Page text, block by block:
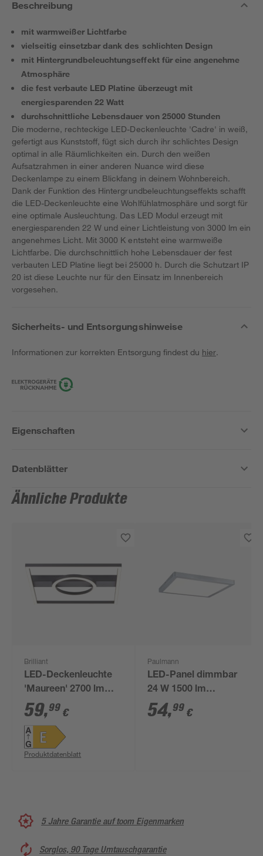
Beschreibung
mit warmweißer Lichtfarbe
vielseitig einsetzbar dank des schlichten Design
mit Hintergrundbeleuchtungseffekt für eine angenehme
Atmosphäre
die fest verbaute LED Platine überzeugt mit
energiesparenden 22 Watt
durchschnittliche Lebensdauer von 25000 Stunden
Die moderne, rechteckige LED-Deckenleuchte 'Cadre' in weiß,
gefertigt aus Kunststoff, fügt sich durch ihr schlichtes Design
optimal in alle Räumlichkeiten ein. Durch den weißen
Aufsatzrahmen in einer anderen Nuance wird diese
Deckenlampe zu einem Blickfang in deinem Wohnbereich.
Dank der Funktion des Hintergrundbeleuchtungseffekts schafft
die LED-Deckenleuchte eine Wohlfühlatmosphäre und sorgt für
eine optimale Ausleuchtung. Das LED Modul erzeugt mit
energiesparenden 22 W und einer Lichtleistung von 3000 lm ein
angenehmes Licht. Mit 3000 K entsteht eine warmweiße
Lichtfarbe. Die durchschnittlich hohe Lebensdauer der fest
verbauten LED Platine liegt bei 25000 h. Durch die Schutzart IP
20 ist diese Leuchte nur für den Einsatz im Innenbereich
vorgesehen.
Sicherheits- und Entsorgungshinweise
Informationen zur korrekten Entsorgung findest du hier.
Eigenschaften
Datenblätter
Ähnliche Produkte
Brilliant
LED-Deckenleuchte
'Maureen' 2700 lm
warmweiß 40 x 40 cm
59,99 €
Produktdatenblatt
Paulmann
LED-Panel dimmbar
24 W 1500 lm
warmweiß 30 x 2 x 30
cm
54,99 €
5 Jahre Garantie auf toom Eigenmarken
Sorglos, 90 Tage Umtauschgarantie